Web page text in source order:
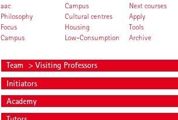
aac
Philosophy
Focus
Campus
Campus
Cultural centres
Housing
Low-Consumption
Next courses
Apply
Tools
Archive
Team > Visiting Professors
Initiators
Academy